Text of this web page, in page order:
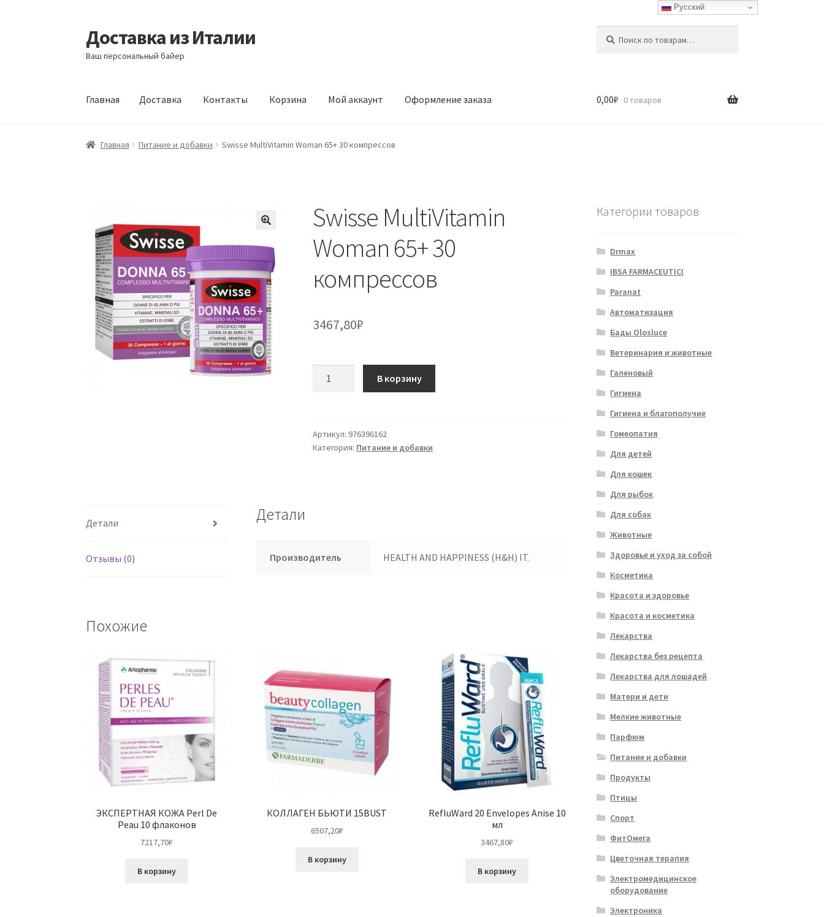
Перейти
к
навигации
Перейти
к
содержимому
Доставка из Италии
Ваш персональный байер
Главная Доставка Контакты Корзина Мой аккаунт Оформление заказа
Главная Доставка Контакты Корзина Мой аккаунт Оформление заказа
0,00₽ 0 товаров
Главная Питание и добавки Swisse MultiVitamin Woman 65+ 30 компрессов
Swisse MultiVitamin
Woman 65+ 30
компрессов
3467,80₽
Woman
65+
В корзину
Артикул: 976396162
Категория: Питание и добавки
Детали
Отзывы (0)
Детали
Производитель HEALTH AND HAPPINESS (H&H) IT.
Похожие
ЭКСПЕРТНАЯ КОЖА Perl De
Peau 10 флаконов
7217,70₽
В корзину
КОЛЛАГЕН БЬЮТИ 15BUST
6507,20₽
В корзину
RefluWard 20 Envelopes Anise 10
мл
3467,80₽
В корзину
Категории товаров
Drmax
IBSA FARMACEUTICI
Paranat
Автоматизация
Бады Olosluce
Ветеринария и животные
Галеновый
Гигиена
Гигиена и благополучие
Гомеопатия
Для детей
Для кошек
Для рыбок
Для собак
Животные
Здоровье и уход за собой
Косметика
Красота и здоровье
Красота и косметика
Лекарства
Лекарства без рецепта
Лекарства для лошадей
Матери и дети
Мелкие животные
Парфюм
Питание и добавки
Продукты
Птицы
Спорт
ФитОмега
Цветочная терапия
Электромедицинское
оборудование
Электроника
Русский